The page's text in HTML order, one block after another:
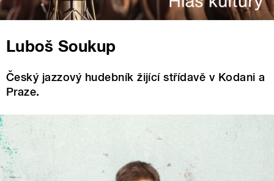
Luboš Soukup
Český jazzový hudebník žijící střídavě v Kodani a
Praze.